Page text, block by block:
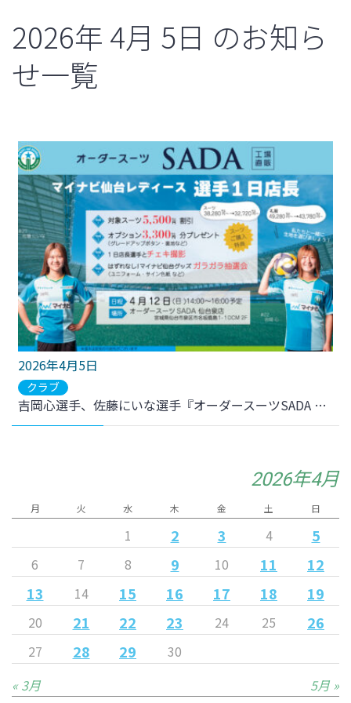
2026年 4月 5日 のお知ら
せ一覧
2026年4月5日
クラブ
吉岡心選手、佐藤にいな選手『オーダースーツSADA 仙台泉店』1日店長就任のお知らせ
2026年4月
月 火 水 木 金 土 日
1 2 3 4 5
6 7 8 9 10 11
12
13
14 15 16 17 18 19
20 21 22 23 24 25 26
27 28 29
30
« 3月
5月 »